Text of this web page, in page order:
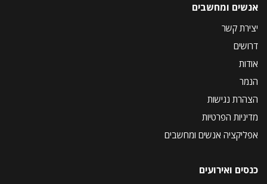
אנשים ומחשבים
יצירת קשר
דרושים
אודות
הנמר
הצהרת נגישות
מדיניות הפרטיות
אפליקציה אנשים ומחשבים
כנסים ואירועים